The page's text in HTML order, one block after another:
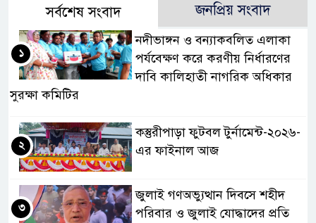
সর্বশেষ সংবাদ জনপ্রিয় সংবাদ
নদীভাঙ্গন ও বন্যাকবলিত এলাকা
পর্যবেক্ষণ করে করণীয় নির্ধারণের
দাবি কালিহাতী নাগরিক অধিকার
সুরক্ষা কমিটির
১
কস্তুরীপাড়া ফুটবল টুর্নামেন্ট-২০২৬-
এর ফাইনাল আজ
২
জুলাই গণঅভ্যুত্থান দিবসে শহীদ
পরিবার ও জুলাই যোদ্ধাদের প্রতি
৩